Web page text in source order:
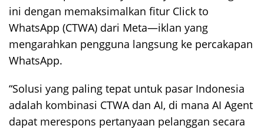
ini dengan memaksimalkan fitur Click to
WhatsApp (CTWA) dari Meta—iklan yang
mengarahkan pengguna langsung ke percakapan
WhatsApp.
“Solusi yang paling tepat untuk pasar Indonesia
adalah kombinasi CTWA dan AI, di mana AI Agent
dapat merespons pertanyaan pelanggan secara